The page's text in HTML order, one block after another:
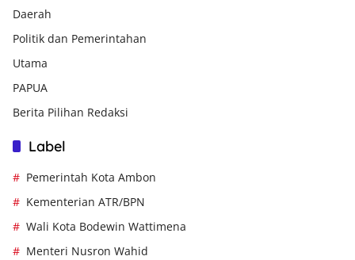
Daerah
Politik dan Pemerintahan
Utama
PAPUA
Berita Pilihan Redaksi
Label
Pemerintah Kota Ambon
Kementerian ATR/BPN
Wali Kota Bodewin Wattimena
Menteri Nusron Wahid